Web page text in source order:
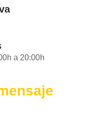
a 20:00h